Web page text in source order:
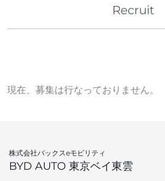
Recruit
現在、募集は行なっておりません。
株式会社バックスeモビリティ
BYD AUTO 東京ベイ東雲